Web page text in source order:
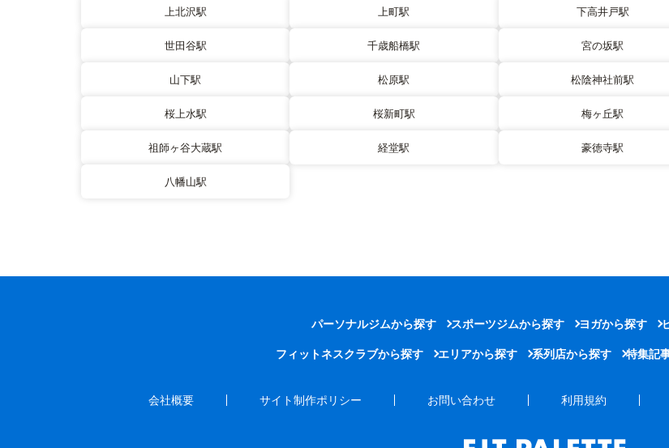
上北沢駅 上町駅 下高井戸駅
世田谷駅 千歳船橋駅 宮の坂駅
山下駅 松原駅 松陰神社前駅
桜上水駅 桜新町駅 梅ヶ丘駅
祖師ヶ谷大蔵駅 経堂駅 豪徳寺駅
八幡山駅
パーソナルジムから探す スポーツジムから探す ヨガから探す
フィットネスクラブから探す エリアから探す 系列店から探す 特集記
会社概要 サイト制作ポリシー お問い合わせ 利用規約